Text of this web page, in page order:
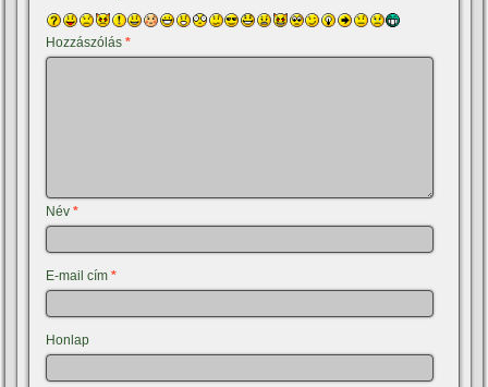
Hozzászólás*
Név*
E-mail cím*
Honlap